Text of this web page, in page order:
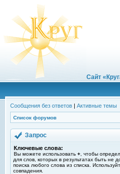
Сайт
Сообщения без ответов | Активные темы
Список форумов
Запрос
Ключевые слова:
Вы можете использовать + , чтобы
для слов, которых в результатах быть
поиска любого слова из списка.
совпадения.